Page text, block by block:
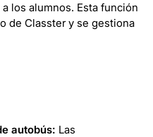
los alumnos. Esta función
de Classter y se gestiona
autobús: Las